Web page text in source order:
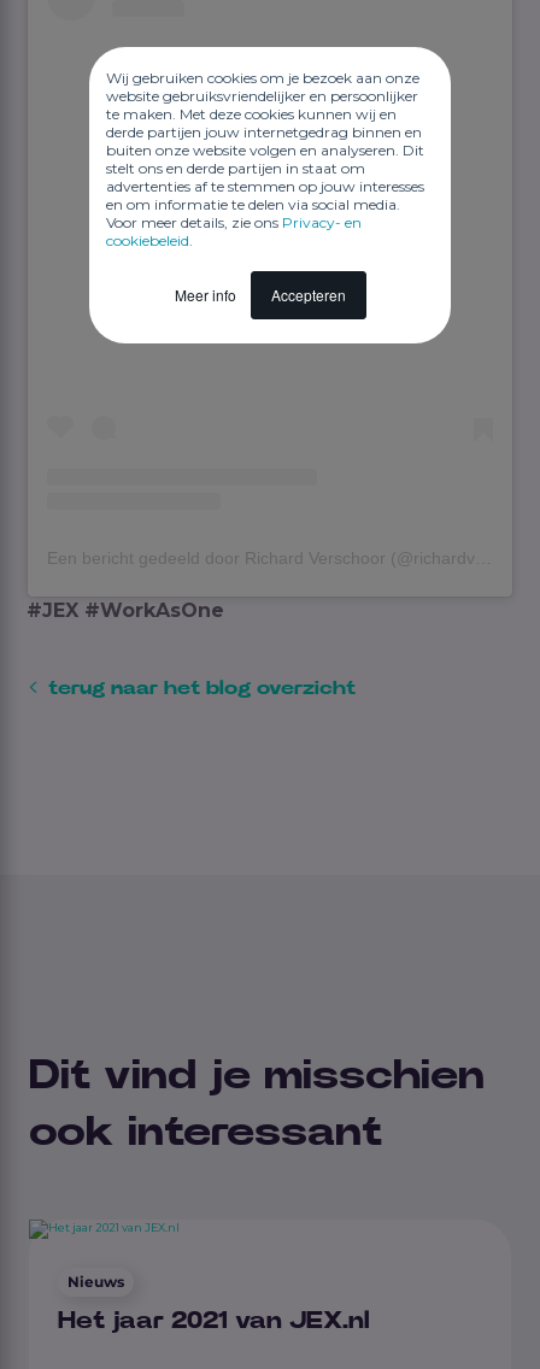
Wij gebruiken cookies om je bezoek aan onze
website gebruiksvriendelijker en persoonlijker
te maken. Met deze cookies kunnen wij en
derde partijen jouw internetgedrag binnen en
buiten onze website volgen en analyseren. Dit
stelt ons en derde partijen in staat om
advertenties af te stemmen op jouw interesses
en om informatie te delen via social media.
Voor meer details, zie ons Privacy- en
cookiebeleid
Meer info Accepteren
Een bericht gedeeld door Richard Verschoor (@richardverschoor)
#JEX #WorkAsOne
terug naar het blog overzicht
Dit vind je misschien
ook interessant
Nieuws
Het jaar 2021 van JEX.nl